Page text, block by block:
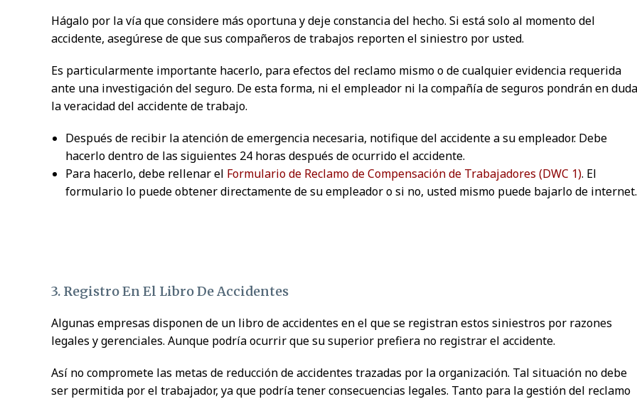
Hágalo por la vía que considere más oportuna y deje constancia del hecho. Si está solo al momento del
accidente, asegúrese de que sus compañeros de trabajos reporten el siniestro por usted.
Es particularmente importante hacerlo, para efectos del reclamo mismo o de cualquier evidencia requerida
ante una investigación del seguro. De esta forma, ni el empleador ni la compañía de seguros pondrán en duda
la veracidad del accidente de trabajo.
Después de recibir la atención de emergencia necesaria, notifique del accidente a su empleador. Debe
hacerlo dentro de las siguientes 24 horas después de ocurrido el accidente.
Para hacerlo, debe rellenar el Formulario de Reclamo de Compensación de Trabajadores (DWC 1). El
formulario lo puede obtener directamente de su empleador o si no, usted mismo puede bajarlo de internet.
3. Registro En El Libro De Accidentes
Algunas empresas disponen de un libro de accidentes en el que se registran estos siniestros por razones
legales y gerenciales. Aunque podría ocurrir que su superior prefiera no registrar el accidente.
Así no compromete las metas de reducción de accidentes trazadas por la organización. Tal situación no debe
ser permitida por el trabajador, ya que podría tener consecuencias legales. Tanto para la gestión del reclamo